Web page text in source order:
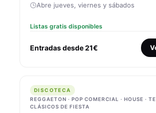
Abre jueves, viernes y sábados
Listas gratis disponibles
Entradas desde 21€
DISCOTECA
DISCOTECA
REGGAETON · POP COMERCIAL · HOUSE ·
CLÁSICOS DE FIESTA